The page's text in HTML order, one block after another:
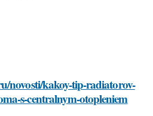
novosti/kakoy-tip-radiatorov-
s-centralnym-otopleniem